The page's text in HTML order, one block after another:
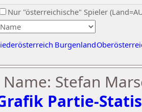
Nur "österreichische" Spieler
Burgenland
Name: Stefan
Partie-